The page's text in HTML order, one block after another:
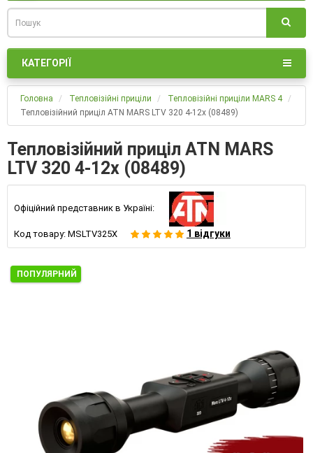
КАТЕГОРІЇ
Головна Тепловізійні приціли
Тепловізійні приціли MARS 4
Тепловізійний приціл ATN MARS LTV 320 4-12x (08489)
Тепловізійний приціл ATN MARS
LTV 320 4-12x (08489)
Офіційний представник в Україні:
Код товару: MSLTV325X 1 відгуки
ПОПУЛЯРНИЙ